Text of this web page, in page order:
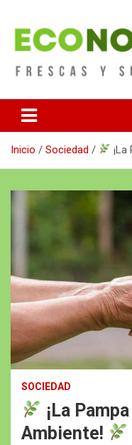
contenido
Econoticias
Inicio Sociedad
SOCIEDAD
¡La
Ambiente!